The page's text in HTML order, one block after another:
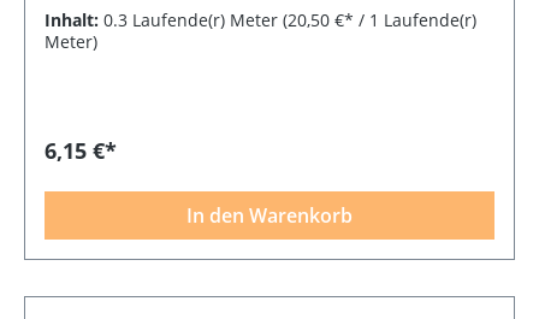
Inhalt: 0.3 Laufende(r) Meter (20,50 €* / 1 Laufende(r)
Meter)
6,15 €*
In den Warenkorb